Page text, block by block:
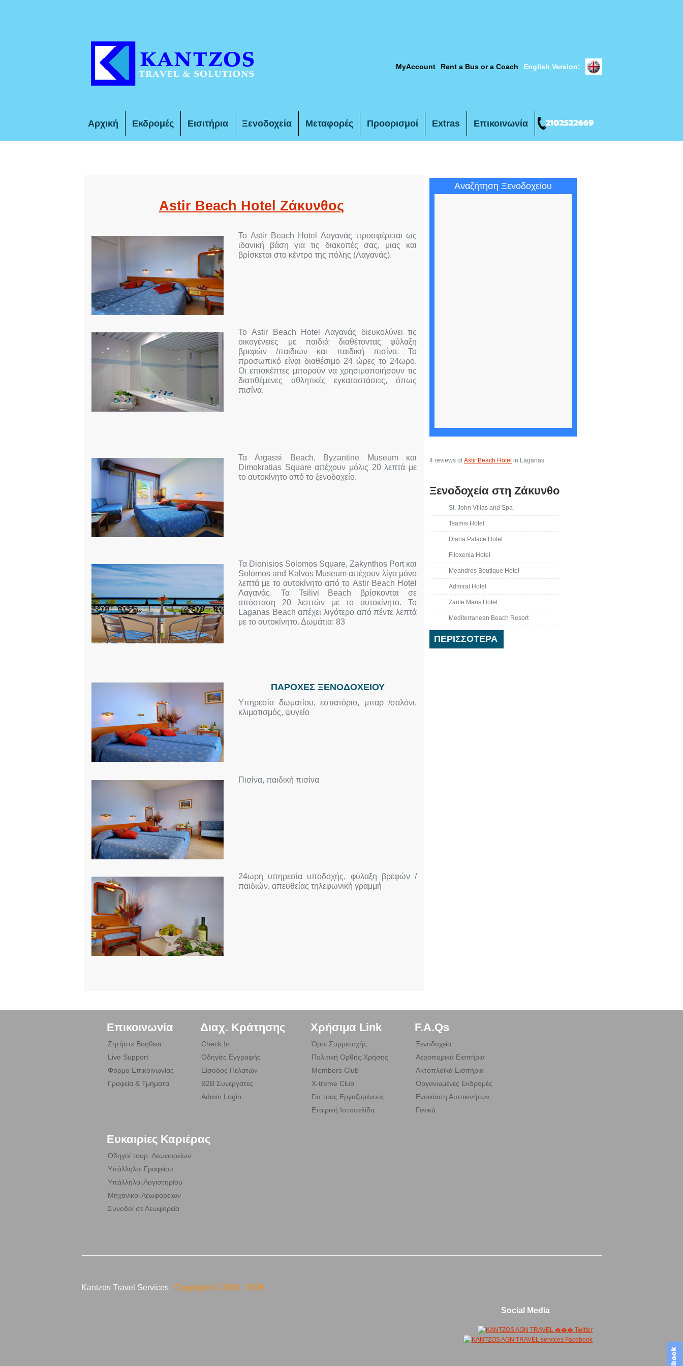
MyAccount Rent a Bus or a Coach English Version:
Αρχική Εκδρομές Εισιτήρια Ξενοδοχεία Μεταφορές Προορισμοί Extras Επικοινωνία
Astir Beach Hotel Ζάκυνθος
Το Astir Beach Hotel Λαγανάς προσφέρεται ως
ιδανική βάση για τις διακοπές σας, μιας και
βρίσκεται στο κέντρο της πόλης (Λαγανάς).
Το Astir Beach Hotel Λαγανάς διευκολύνει τις
οικογένειες με παιδιά διαθέτοντας φύλαξη
βρεφών /παιδιών και παιδική πισίνα. Το
προσωπικό είναι διαθέσιμο 24 ώρες το 24ωρο.
Οι επισκέπτες μπορούν να χρησιμοποιήσουν τις
διατιθέμενες αθλητικές εγκαταστάσεις, όπως
πισίνα.
Τα Argassi Beach, Byzantine Museum και
Dimokratias Square απέχουν μόλις 20 λεπτά με
το αυτοκίνητο από το ξενοδοχείο.
Τα Dionisios Solomos Square, Zakynthos Port και
Solomos and Kalvos Museum απέχουν λίγα μόνο
λεπτά με το αυτοκίνητο από το Astir Beach Hotel
Λαγανάς. Τα Tsilivi Beach βρίσκονται σε
απόσταση 20 λεπτών με το αυτοκίνητο. Το
Laganas Beach απέχει λιγότερο από πέντε λεπτά
με το αυτοκίνητο. Δωμάτια: 83
ΠΑΡΟΧΕΣ ΞΕΝΟΔΟΧΕΙΟΥ
Yπηρεσία δωματίου, εστιατόριο, μπαρ /σαλόνι,
κλιματισμός, ψυγείο
Πισίνα, παιδική πισίνα
24ωρη υπηρεσία υποδοχής, φύλαξη βρεφών /
παιδιών, απευθείας τηλεφωνική γραμμή
Αναζήτηση Ξενοδοχείου
4 reviews ofAstir Beach Hotel in Laganas
Ξενοδοχεία στη Ζάκυνθο
St. John Villas and Spa
Tsamis Hotel
Diana Palace Hotel
Filoxenia Hotel
Meandros Boutique Hotel
Admiral Hotel
Zante Maris Hotel
Mediterranean Beach Resort
ΠΕΡΙΣΣΌΤΕΡΑ
Επικοινωνία
Ζητήστε Βοήθεια
Live Support
Φόρμα Επικοινωνίας
Γραφεία & Τμήματα
Διαχ. Κράτησης
Check In
Οδηγίες Εγγραφής
Είσοδος Πελατών
B2B Συνεργάτες
Admin Login
Χρήσιμα Link
Όροι Συμμετοχής
Πολιτική Ορθής Χρήσης
Members Club
X-treme Club
Για τους Εργαζομένους
Εταιρική Ιστοσελίδα
F.A.Qs
Ξενοδοχεία
Αεροπορικά Εισιτήρια
Ακτοπλοϊκά Εισιτήρια
Οργανωμένες Εκδρομές
Ενοικίαση Αυτοκινήτων
Γενικά
Ευκαιρίες Καριέρας
Οδηγοί τουρ. Λεωφορείων
Υπάλληλοι Γραφείου
Υπάλληλοι Λογιστηρίου
Μηχανικοί Λεωφορείων
Συνοδοί σε Λεωφορεία
Kantzos Travel Services Copyright © 2016 - 2026
Social Media